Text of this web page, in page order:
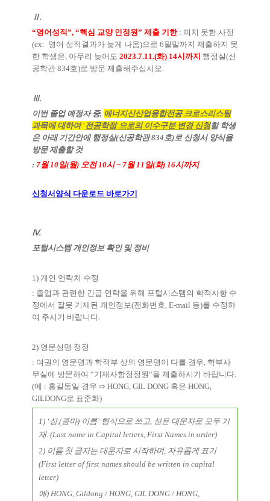
Ⅱ.
“영어성적 ”, “핵심 교양 인정원 ” 제출 기한 : 피치 못한 사정
(ex: 영어 성적결과가 늦게 나옴)으로 6월말까지 제출하지 못
한 학생은 아무리 늦어도 2023.7.11.(화) 14시까지 행정실(신
공학관 834호)로 방문 제출해주십시오
Ⅲ.
이번 졸업 예정자 중, 에너지신산업융합전공 크로스리스팅
과목에 대하여 '전공학점'으로의 이수구분 변경 신청할 학생
은 아래 기간안에 행정실(신공학관 834호)로 신청서 양식을
방문 제출할 것
: 7월 10일(월) 오전 10시 ~ 7월 11일(화) 16시까지
신청서양식 다운로드 바로가기
Ⅳ.
포털시스템 개인정보 확인 및 정비
1) 개인 연락처 수정
: 졸업과 관련한 긴급 연락을 위해 포털시스템의 학적사항 수
정에서 잘못 기재된 개인정보(전화번호 , E-mail 등)를 수정하
여 주시기 바랍니다
2) 영문성명 정정
: 여권의 영문명과 학적부 상의 영문명이 다를 경우 학부사
무실에 방문하여 “기재사항정정원“을 제출하시기 바랍니다
(예 : 홍길동일 경우 ⇨ HONG, GIL DONG 혹은 HONG,
GILDONG로 표준화)
1) ‘성,(콤마) 이름’ 형식으로 쓰고, 성은 대문자로 모두 기
재. (Last name in Capital letters, First Names in order)
2) 이름 첫 글자는 대문자로 시작하며, 자유롭게 표기
(First letter of first names should be written in capital
letter)
예) HONG, Gildong / HONG, GIL DONG / HONG,